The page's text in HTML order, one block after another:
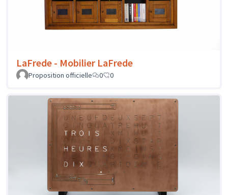
LaFrede - Mobilier LaFrede
Proposition officielle 0 0